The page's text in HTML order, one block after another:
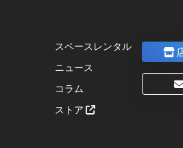
スペースレンタル
ニュース
コラム
ストア